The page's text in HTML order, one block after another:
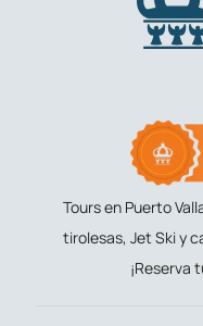
Tours en Puerto
tirolesas, Jet Ski y
¡Reserva